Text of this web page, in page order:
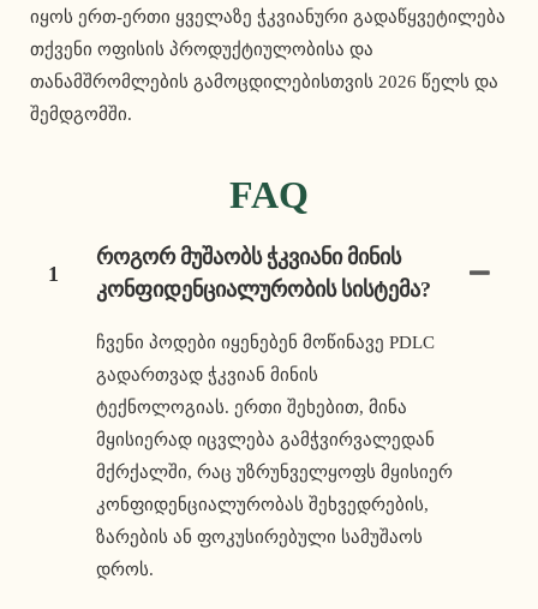
იყოს ერთ-ერთი ყველაზე ჭკვიანური გადაწყვეტილება
თქვენი ოფისის პროდუქტიულობისა და
თანამშრომლების გამოცდილებისთვის 2026 წელს და
შემდგომში.
FAQ
1
Როგორ Მუშაობს Ჭკვიანი Მინის
Კონფიდენციალურობის Სისტემა?
ჩვენი პოდები იყენებენ მოწინავე PDLC
გადართვად ჭკვიან მინის
ტექნოლოგიას. ერთი შეხებით, მინა
მყისიერად იცვლება გამჭვირვალედან
მქრქალში, რაც უზრუნველყოფს მყისიერ
კონფიდენციალურობას შეხვედრების,
ზარების ან ფოკუსირებული სამუშაოს
დროს.